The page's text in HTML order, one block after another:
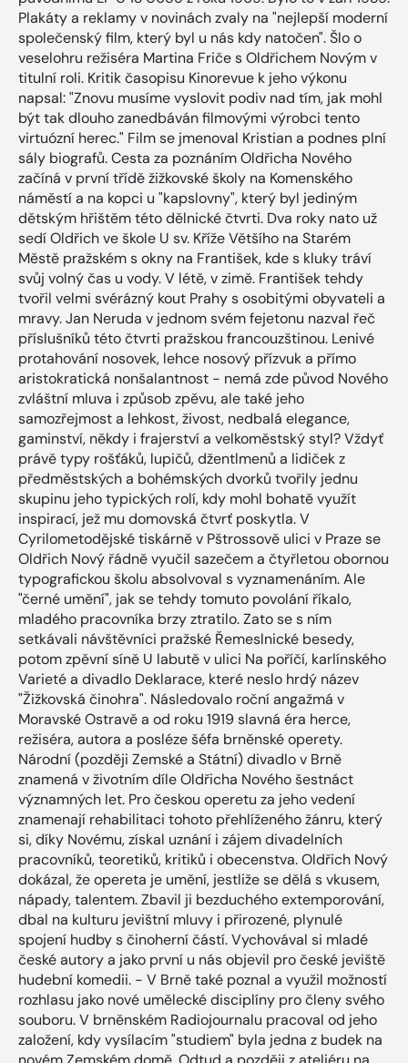
Plakáty a reklamy v novinách zvaly na "nejlepší moderní
společenský film, který byl u nás kdy natočen". Šlo o
veselohru režiséra Martina Friče s Oldřichem Novým v
titulní roli. Kritik časopisu Kinorevue k jeho výkonu
napsal: "Znovu musíme vyslovit podiv nad tím, jak mohl
být tak dlouho zanedbáván filmovými výrobci tento
virtuózní herec." Film se jmenoval Kristian a podnes plní
sály biografů. Cesta za poznáním Oldřicha Nového
začíná v první třídě žižkovské školy na Komenského
náměstí a na kopci u "kapslovny", který byl jediným
dětským hřištěm této dělnické čtvrti. Dva roky nato už
sedí Oldřich ve škole U sv. Kříže Většího na Starém
Městě pražském s okny na František, kde s kluky tráví
svůj volný čas u vody. V létě, v zimě. František tehdy
tvořil velmi svérázný kout Prahy s osobitými obyvateli a
mravy. Jan Neruda v jednom svém fejetonu nazval řeč
příslušníků této čtvrti pražskou francouzštinou. Lenivé
protahování nosovek, lehce nosový přízvuk a přímo
aristokratická nonšalantnost - nemá zde původ Nového
zvláštní mluva i způsob zpěvu, ale také jeho
samozřejmost a lehkost, živost, nedbalá elegance,
gaminství, někdy i frajerství a velkoměstský styl? Vždyť
právě typy rošťáků, lupičů, džentlmenů a lidiček z
předměstských a bohémských dvorků tvořily jednu
skupinu jeho typických rolí, kdy mohl bohatě využít
inspirací, jež mu domovská čtvrť poskytla. V
Cyrilometodějské tiskárně v Pštrossově ulici v Praze se
Oldřich Nový řádně vyučil sazečem a čtyřletou obornou
typografickou školu absolvoval s vyznamenáním. Ale
"černé umění", jak se tehdy tomuto povolání říkalo,
mladého pracovníka brzy ztratilo. Zato se s ním
setkávali návštěvníci pražské Řemeslnické besedy,
potom zpěvní síně U labutě v ulici Na poříčí, karlínského
Varieté a divadlo Deklarace, které neslo hrdý název
"Žižkovská činohra". Následovalo roční angažmá v
Moravské Ostravě a od roku 1919 slavná éra herce,
režiséra, autora a posléze šéfa brněnské operety.
Národní (později Zemské a Státní) divadlo v Brně
znamená v životním díle Oldřicha Nového šestnáct
významných let. Pro českou operetu za jeho vedení
znamenají rehabilitaci tohoto přehlíženého žánru, který
si, díky Novému, získal uznání i zájem divadelních
pracovníků, teoretiků, kritiků i obecenstva. Oldřich Nový
dokázal, že opereta je umění, jestliže se dělá s vkusem,
nápady, talentem. Zbavil ji bezduchého extemporování,
dbal na kulturu jevištní mluvy i přirozené, plynulé
spojení hudby s činoherní částí. Vychovával si mladé
české autory a jako první u nás objevil pro české jeviště
hudební komedii. - V Brně také poznal a využil možností
rozhlasu jako nové umělecké disciplíny pro členy svého
souboru. V brněnském Radiojournalu pracoval od jeho
založení, kdy vysílacím "studiem" byla jedna z budek na